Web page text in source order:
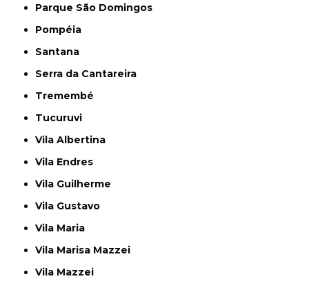
Parque São Domingos
Pompéia
Santana
Serra da Cantareira
Tremembé
Tucuruvi
Vila Albertina
Vila Endres
Vila Guilherme
Vila Gustavo
Vila Maria
Vila Marisa Mazzei
Vila Mazzei